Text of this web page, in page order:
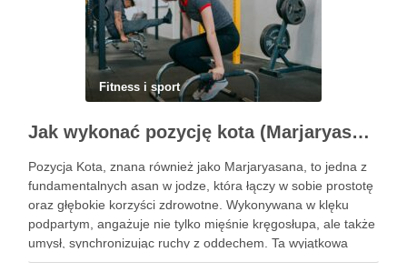
Fitness i sport
Jak wykonać pozycję kota (Marjaryasana) i jakie ma korzyści?
Pozycja Kota, znana również jako Marjaryasana, to jedna z
fundamentalnych asan w jodze, która łączy w sobie prostotę
oraz głębokie korzyści zdrowotne. Wykonywana w klęku
podpartym, angażuje nie tylko mięśnie kręgosłupa, ale także
umysł, synchronizując ruchy z oddechem. Ta wyjątkowa
praktyka nie tylko poprawia elastyczność ciała, ale również